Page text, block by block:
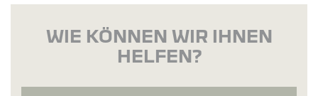
WIE KÖNNEN WIR IHNEN
HELFEN?